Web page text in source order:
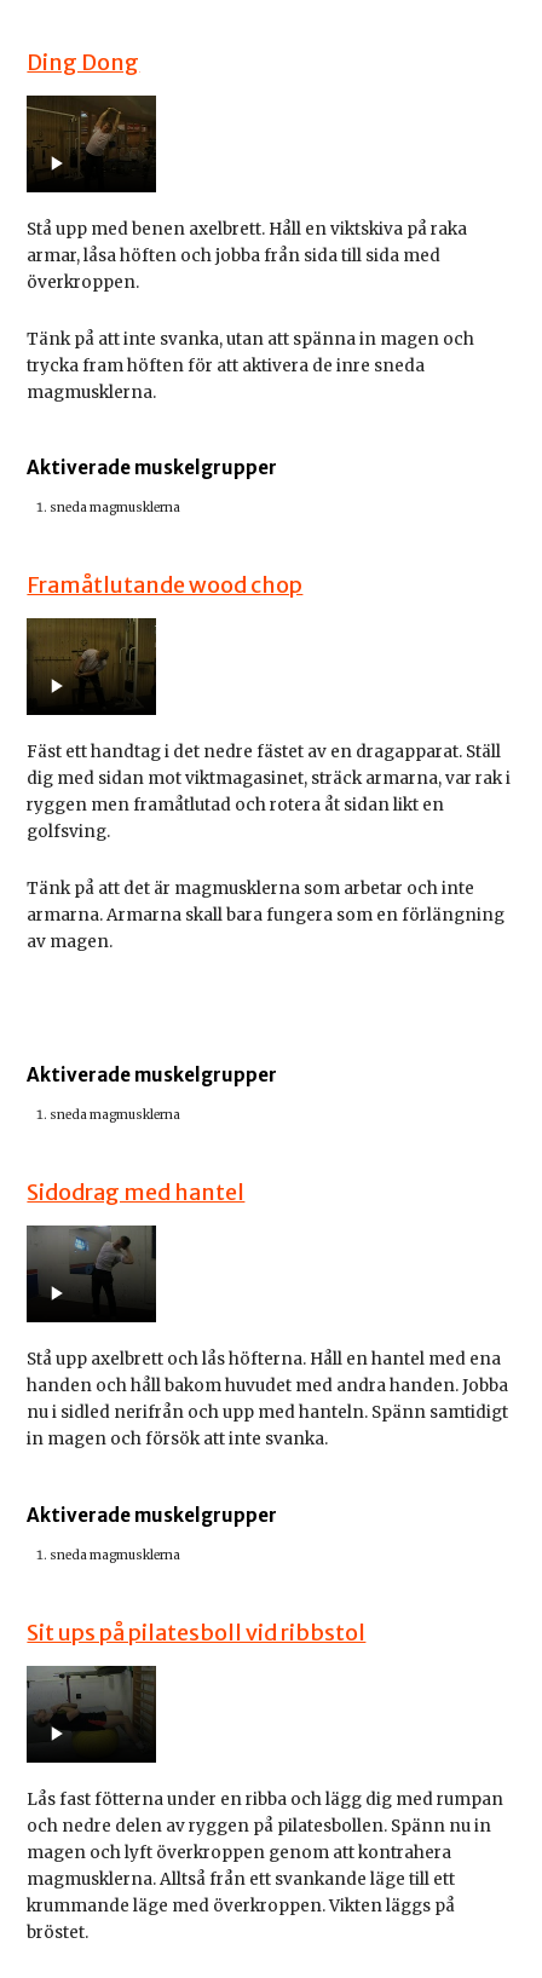
Ding Dong
Stå upp med benen axelbrett. Håll en viktskiva på raka
armar, låsa höften och jobba från sida till sida med
överkroppen.
Tänk på att inte svanka, utan att spänna in magen och
trycka fram höften för att aktivera de inre sneda
magmusklerna.
Aktiverade muskelgrupper
sneda magmusklerna
Framåtlutande wood chop
Fäst ett handtag i det nedre fästet av en dragapparat. Ställ
dig med sidan mot viktmagasinet, sträck armarna, var rak i
ryggen men framåtlutad och rotera åt sidan likt en
golfsving.
Tänk på att det är magmusklerna som arbetar och inte
armarna. Armarna skall bara fungera som en förlängning
av magen.
Aktiverade muskelgrupper
sneda magmusklerna
Sidodrag med hantel
Stå upp axelbrett och lås höfterna. Håll en hantel med ena
handen och håll bakom huvudet med andra handen. Jobba
nu i sidled nerifrån och upp med hanteln. Spänn samtidigt
in magen och försök att inte svanka.
Aktiverade muskelgrupper
sneda magmusklerna
Sit ups på pilatesboll vid ribbstol
Lås fast fötterna under en ribba och lägg dig med rumpan
och nedre delen av ryggen på pilatesbollen. Spänn nu in
magen och lyft överkroppen genom att kontrahera
magmusklerna. Alltså från ett svankande läge till ett
krummande läge med överkroppen. Vikten läggs på
bröstet.